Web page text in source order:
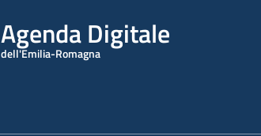
Agenda Digitale
dell'Emilia-Romagna